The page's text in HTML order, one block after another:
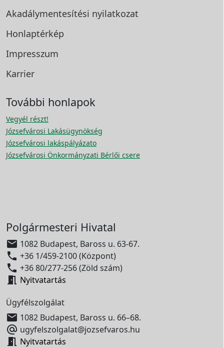
Akadálymentesítési nyilatkozat
Honlaptérkép
Impresszum
Karrier
További honlapok
Vegyél részt!
Józsefvárosi Lakásügynökség
Józsefvárosi lakáspályázato
Józsefvárosi Önkormányzati Bérlői csere
Polgármesteri Hivatal
 1082 Budapest, Baross u. 63-67.
 +36 1/459-2100 (Központ)
 +36 80/277-256 (Zöld szám)
 Nyitvatartás
Ügyfélszolgálat
 1082 Budapest, Baross u. 66–68.
 ugyfelszolgalat@jozsefvaros.hu
 Nyitvatartás